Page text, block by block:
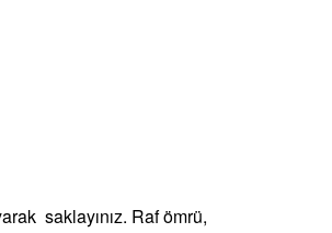
saklayınız. Raf ömrü,